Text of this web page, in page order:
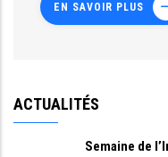
EN SAVOIR PLUS
ACTUALITÉS
Semaine de